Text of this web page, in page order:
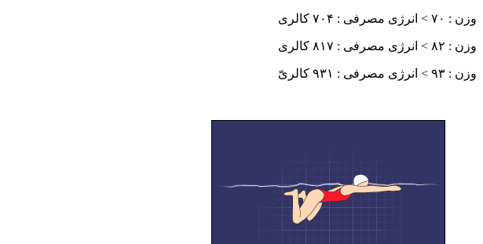
وزن : ۷۰ > انرژی مصرفی : ۷۰۴ کالری
وزن : ۸۲ > انرژی مصرفی : ۸۱۷ کالری
وزن : ۹۳ > انرژی مصرفی : ۹۳۱ کالریّ